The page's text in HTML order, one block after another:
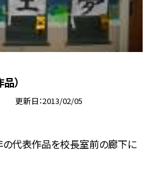
）
更新日 2013/02/05
代表作品を校長室前の廊下に